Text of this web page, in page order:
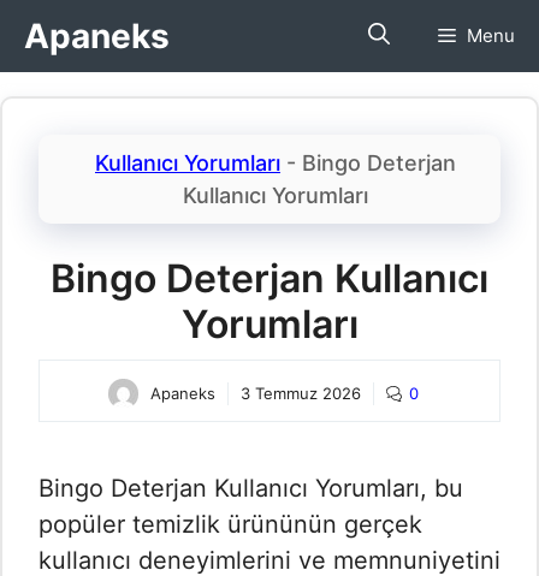
İçeriğe
atlaApaneks Menu
Kullanıcı Yorumları - Bingo Deterjan
Kullanıcı Yorumları​
Bingo Deterjan Kullanıcı
Yorumları​
Apaneks 3 Temmuz 2026 0
Bingo Deterjan Kullanıcı Yorumları​, bu
popüler temizlik ürününün gerçek
kullanıcı deneyimlerini ve memnuniyetini